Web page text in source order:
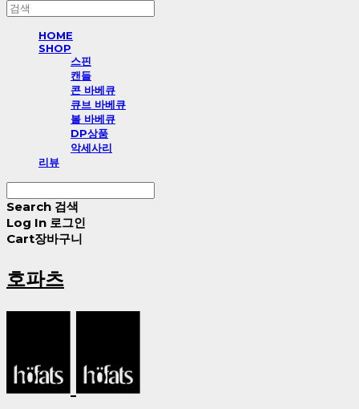
HOME
SHOP
스핀
캔들
콘 바베큐
큐브 바베큐
볼 바베큐
DP상품
악세사리
리뷰
Search 검색
Log In 로그인
Cart장바구니
호파츠